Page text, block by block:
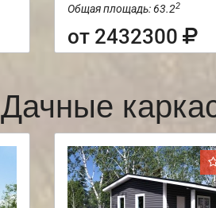
Общая площадь: 63.22
от 2432300
Дачные